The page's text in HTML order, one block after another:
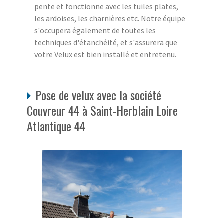
pente et fonctionne avec les tuiles plates,
les ardoises, les charnières etc. Notre équipe
s'occupera également de toutes les
techniques d'étanchéité, et s'assurera que
votre Velux est bien installé et entretenu.
Pose de velux avec la société
Couvreur 44 à Saint-Herblain Loire
Atlantique 44